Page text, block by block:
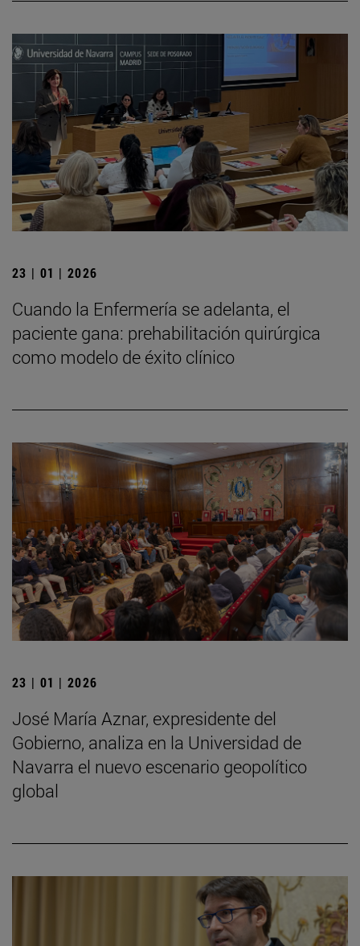
23 | 01 | 2026
Cuando la Enfermería se adelanta, el
paciente gana: prehabilitación quirúrgica
como modelo de éxito clínico
23 | 01 | 2026
José María Aznar, expresidente del
Gobierno, analiza en la Universidad de
Navarra el nuevo escenario geopolítico
global